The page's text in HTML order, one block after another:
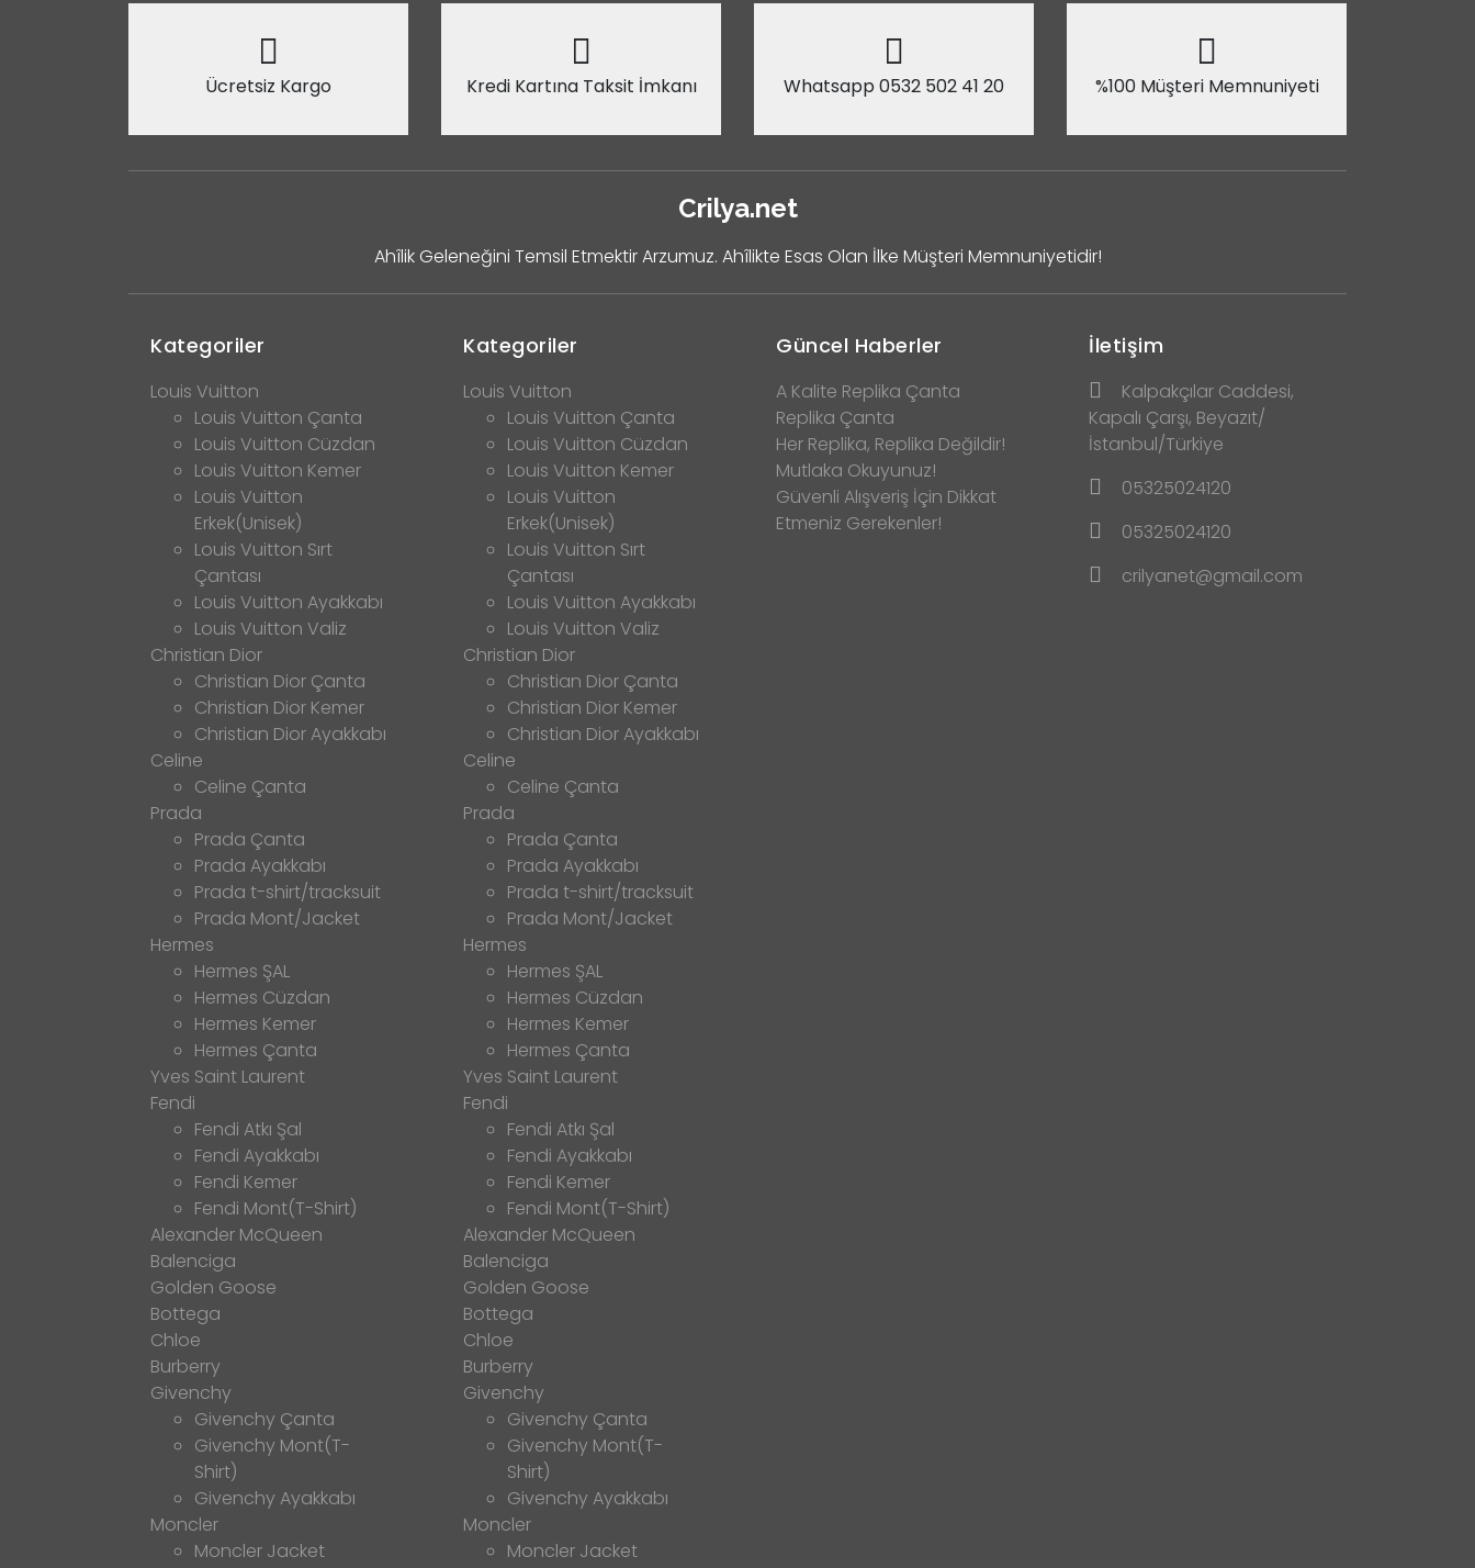
Ücretsiz Kargo Kredi Kartına Taksit İmkanı Whatsapp 0532 502 41 20 %100 Müşteri Memnuniyeti
Crilya.net
Ahîlik Geleneğini Temsil Etmektir Arzumuz. Ahîlikte Esas Olan İlke Müşteri Memnuniyetidir!
Kategoriler
Louis Vuitton
Louis Vuitton Çanta
Louis Vuitton Cüzdan
Louis Vuitton Kemer
Louis Vuitton
Erkek(Unisek)
Louis Vuitton Sırt
Çantası
Louis Vuitton Ayakkabı
Louis Vuitton Valiz
Christian Dior
Christian Dior Çanta
Christian Dior Kemer
Christian Dior Ayakkabı
Celine
Celine Çanta
Prada
Prada Çanta
Prada Ayakkabı
Prada t-shirt/tracksuit
Prada Mont/Jacket
Hermes
Hermes ŞAL
Hermes Cüzdan
Hermes Kemer
Hermes Çanta
Yves Saint Laurent
Fendi
Fendi Atkı Şal
Fendi Ayakkabı
Fendi Kemer
Fendi Mont(T-Shirt)
Alexander McQueen
Balenciga
Golden Goose
Bottega
Chloe
Burberry
Givenchy
Givenchy Çanta
Givenchy Mont(T-
Shirt)
Givenchy Ayakkabı
Moncler
Moncler Jacket
Kategoriler
Louis Vuitton
Louis Vuitton Çanta
Louis Vuitton Cüzdan
Louis Vuitton Kemer
Louis Vuitton
Erkek(Unisek)
Louis Vuitton Sırt
Çantası
Louis Vuitton Ayakkabı
Louis Vuitton Valiz
Christian Dior
Christian Dior Çanta
Christian Dior Kemer
Christian Dior Ayakkabı
Celine
Celine Çanta
Prada
Prada Çanta
Prada Ayakkabı
Prada t-shirt/tracksuit
Prada Mont/Jacket
Hermes
Hermes ŞAL
Hermes Cüzdan
Hermes Kemer
Hermes Çanta
Yves Saint Laurent
Fendi
Fendi Atkı Şal
Fendi Ayakkabı
Fendi Kemer
Fendi Mont(T-Shirt)
Alexander McQueen
Balenciga
Golden Goose
Bottega
Chloe
Burberry
Givenchy
Givenchy Çanta
Givenchy Mont(T-
Shirt)
Givenchy Ayakkabı
Moncler
Moncler Jacket
Güncel Haberler
A Kalite Replika Çanta
Replika Çanta
Her Replika, Replika Değildir!
Mutlaka Okuyunuz!
Güvenli Alışveriş İçin Dikkat
Etmeniz Gerekenler!
İletişim
Kalpakçılar Caddesi,
Kapalı Çarşı, Beyazıt/
İstanbul/Türkiye
05325024120
05325024120
crilyanet@gmail.com